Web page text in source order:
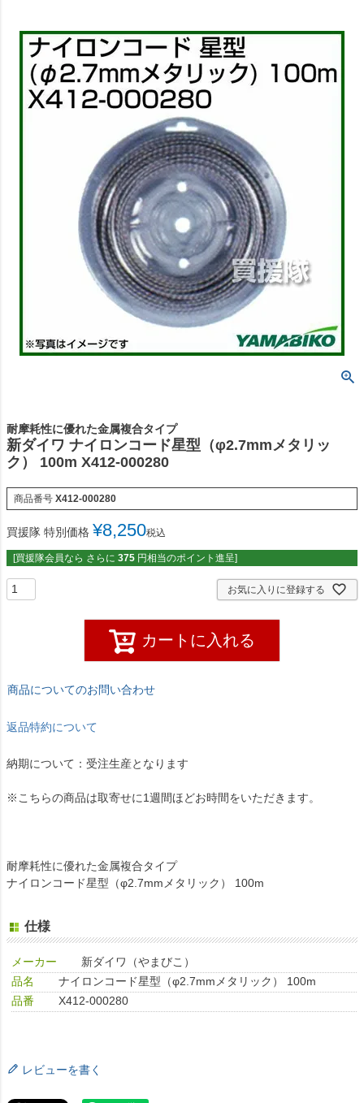
耐摩耗性に優れた金属複合タイプ
新ダイワ ナイロンコード星型（φ2.7mmメタリッ
ク） 100m X412-000280
商品番号 X412-000280
買援隊 特別価格 ¥8,250税込
[買援隊会員なら さらに 375 円相当のポイント進呈]
お気に入りに登録する
カートに入れる
商品についてのお問い合わせ
返品特約について
納期について：受注生産となります
※こちらの商品は取寄せに1週間ほどお時間をいただきます。
耐摩耗性に優れた金属複合タイプ
ナイロンコード星型（φ2.7mmメタリック） 100m
仕様
メーカー
新ダイワ（やまびこ）
品名
ナイロンコード星型（φ2.7mmメタリック） 100m
品番
X412-000280
レビューを書く